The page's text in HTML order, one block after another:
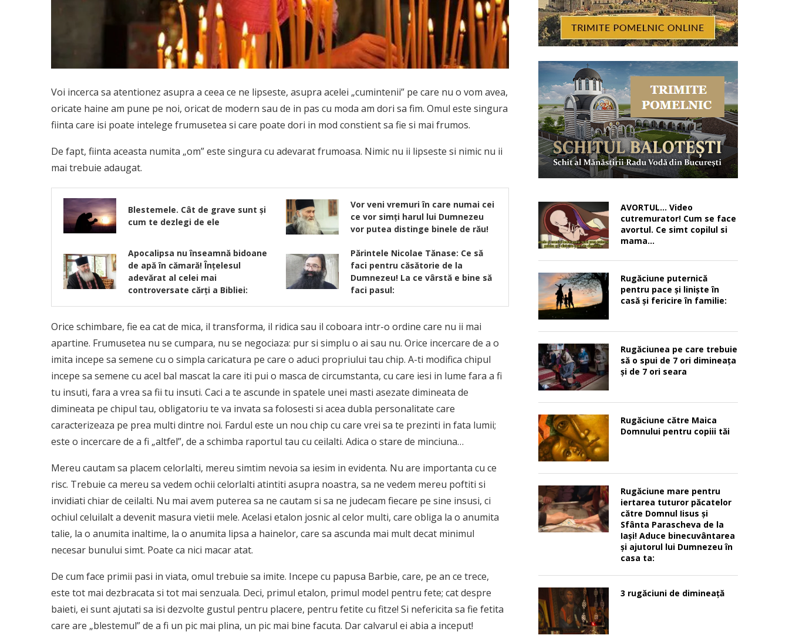
Voi incerca sa atentionez asupra a ceea ce ne lipseste, asupra acelei „cumintenii” pe care nu o vom avea,
oricate haine am pune pe noi, oricat de modern sau de in pas cu moda am dori sa fim. Omul este singura
fiinta care isi poate intelege frumusetea si care poate dori in mod constient sa fie si mai frumos.
De fapt, fiinta aceasta numita „om” este singura cu adevarat frumoasa. Nimic nu ii lipseste si nimic nu ii
mai trebuie adaugat.
Blestemele. Cât de grave sunt și
cum te dezlegi de ele
Vor veni vremuri în care numai cei
ce vor simţi harul lui Dumnezeu
vor putea distinge binele de rău!
Apocalipsa nu înseamnă bidoane
de apă în cămară! Înţelesul
adevărat al celei mai
controversate cărţi a Bibliei:
Părintele Nicolae Tănase: Ce să
faci pentru căsătorie de la
Dumnezeu! La ce vârstă e bine să
faci pasul:
Orice schimbare, fie ea cat de mica, il transforma, il ridica sau il coboara intr-o ordine care nu ii mai
apartine. Frumusetea nu se cumpara, nu se negociaza: pur si simplu o ai sau nu. Orice incercare de a o
imita incepe sa semene cu o simpla caricatura pe care o aduci propriului tau chip. A-ti modifica chipul
incepe sa semene cu acel bal mascat la care iti pui o masca de circumstanta, cu care iesi in lume fara a fi
tu insuti, fara a vrea sa fii tu insuti. Caci a te ascunde in spatele unei masti asezate dimineata de
dimineata pe chipul tau, obligatoriu te va invata sa folosesti si acea dubla personalitate care
caracterizeaza pe prea multi dintre noi. Fardul este un nou chip cu care vrei sa te prezinti in fata lumii;
este o incercare de a fi „altfel”, de a schimba raportul tau cu ceilalti. Adica o stare de minciuna…
Mereu cautam sa placem celorlalti, mereu simtim nevoia sa iesim in evidenta. Nu are importanta cu ce
risc. Trebuie ca mereu sa vedem ochii celorlalti atintiti asupra noastra, sa ne vedem mereu poftiti si
invidiati chiar de ceilalti. Nu mai avem puterea sa ne cautam si sa ne judecam fiecare pe sine insusi, ci
ochiul celuilalt a devenit masura vietii mele. Acelasi etalon josnic al celor multi, care obliga la o anumita
talie, la o anumita inaltime, la o anumita lipsa a hainelor, care sa ascunda mai mult decat minimul
necesar bunului simt. Poate ca nici macar atat.
De cum face primii pasi in viata, omul trebuie sa imite. Incepe cu papusa Barbie, care, pe an ce trece,
este tot mai dezbracata si tot mai senzuala. Deci, primul etalon, primul model pentru fete; cat despre
baieti, ei sunt ajutati sa isi dezvolte gustul pentru placere, pentru fetite cu fitze! Si nefericita sa fie fetita
care are „blestemul” de a fi un pic mai plina, un pic mai bine facuta. Dar calvarul ei abia a inceput!
AVORTUL… Video
cutremurator! Cum se face
avortul. Ce simt copilul si
mama…
Rugăciune puternică
pentru pace şi linişte în
casă şi fericire în familie:
Rugăciunea pe care trebuie
să o spui de 7 ori dimineața
și de 7 ori seara
Rugăciune către Maica
Domnului pentru copiii tăi
Rugăciune mare pentru
iertarea tuturor păcatelor
către Domnul Iisus şi
Sfânta Parascheva de la
Iaşi! Aduce binecuvântarea
şi ajutorul lui Dumnezeu în
casa ta:
3 rugăciuni de dimineață